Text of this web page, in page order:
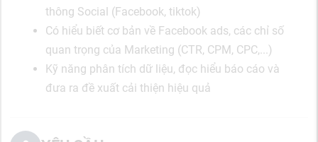
thông Social (Facebook, tiktok)
Có hiểu biết cơ bản về Facebook ads, các chỉ số
quan trọng của Marketing (CTR, CPM, CPC,...)
Kỹ năng phân tích dữ liệu, đọc hiểu báo cáo và
đưa ra đề xuất cải thiện hiệu quả